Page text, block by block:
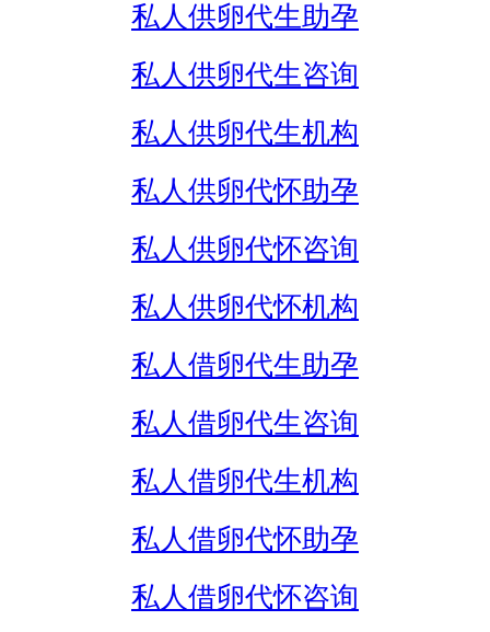
私人供卵代生助孕
私人供卵代生咨询
私人供卵代生机构
私人供卵代怀助孕
私人供卵代怀咨询
私人供卵代怀机构
私人借卵代生助孕
私人借卵代生咨询
私人借卵代生机构
私人借卵代怀助孕
私人借卵代怀咨询